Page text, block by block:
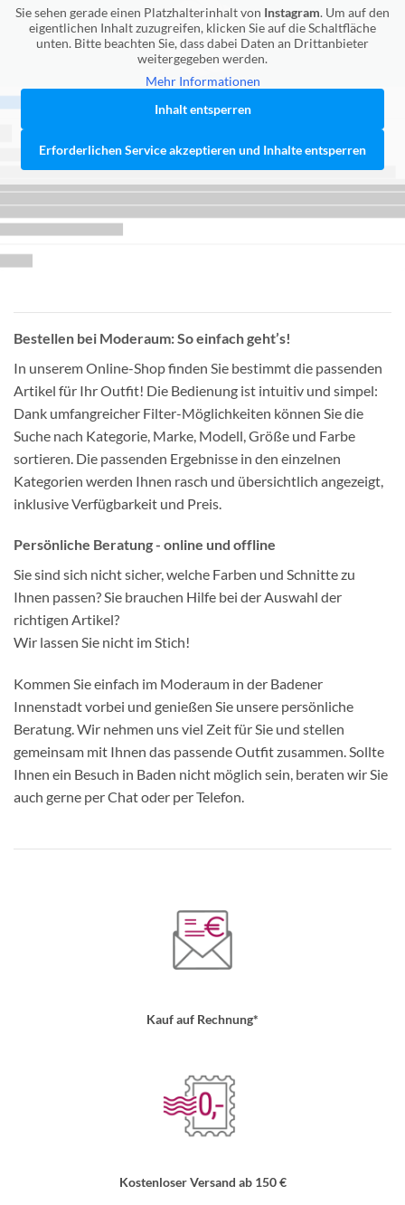
Sie sehen gerade einen Platzhalterinhalt von Instagram. Um auf den
eigentlichen Inhalt zuzugreifen, klicken Sie auf die Schaltfläche
unten. Bitte beachten Sie, dass dabei Daten an Drittanbieter
weitergegeben werden.
Mehr Informationen
Inhalt entsperren
Erforderlichen Service akzeptieren und Inhalte entsperren
Bestellen bei Moderaum: So einfach geht’s!
In unserem Online-Shop finden Sie bestimmt die passenden
Artikel für Ihr Outfit! Die Bedienung ist intuitiv und simpel:
Dank umfangreicher Filter-Möglichkeiten können Sie die
Suche nach Kategorie, Marke, Modell, Größe und Farbe
sortieren. Die passenden Ergebnisse in den einzelnen
Kategorien werden Ihnen rasch und übersichtlich angezeigt,
inklusive Verfügbarkeit und Preis.
Persönliche Beratung - online und offline
Sie sind sich nicht sicher, welche Farben und Schnitte zu
Ihnen passen? Sie brauchen Hilfe bei der Auswahl der
richtigen Artikel?
Wir lassen Sie nicht im Stich!
Kommen Sie einfach im Moderaum in der Badener
Innenstadt vorbei und genießen Sie unsere persönliche
Beratung. Wir nehmen uns viel Zeit für Sie und stellen
gemeinsam mit Ihnen das passende Outfit zusammen. Sollte
Ihnen ein Besuch in Baden nicht möglich sein, beraten wir Sie
auch gerne per Chat oder per Telefon.
Kauf auf Rechnung*
Kostenloser Versand ab 150 €